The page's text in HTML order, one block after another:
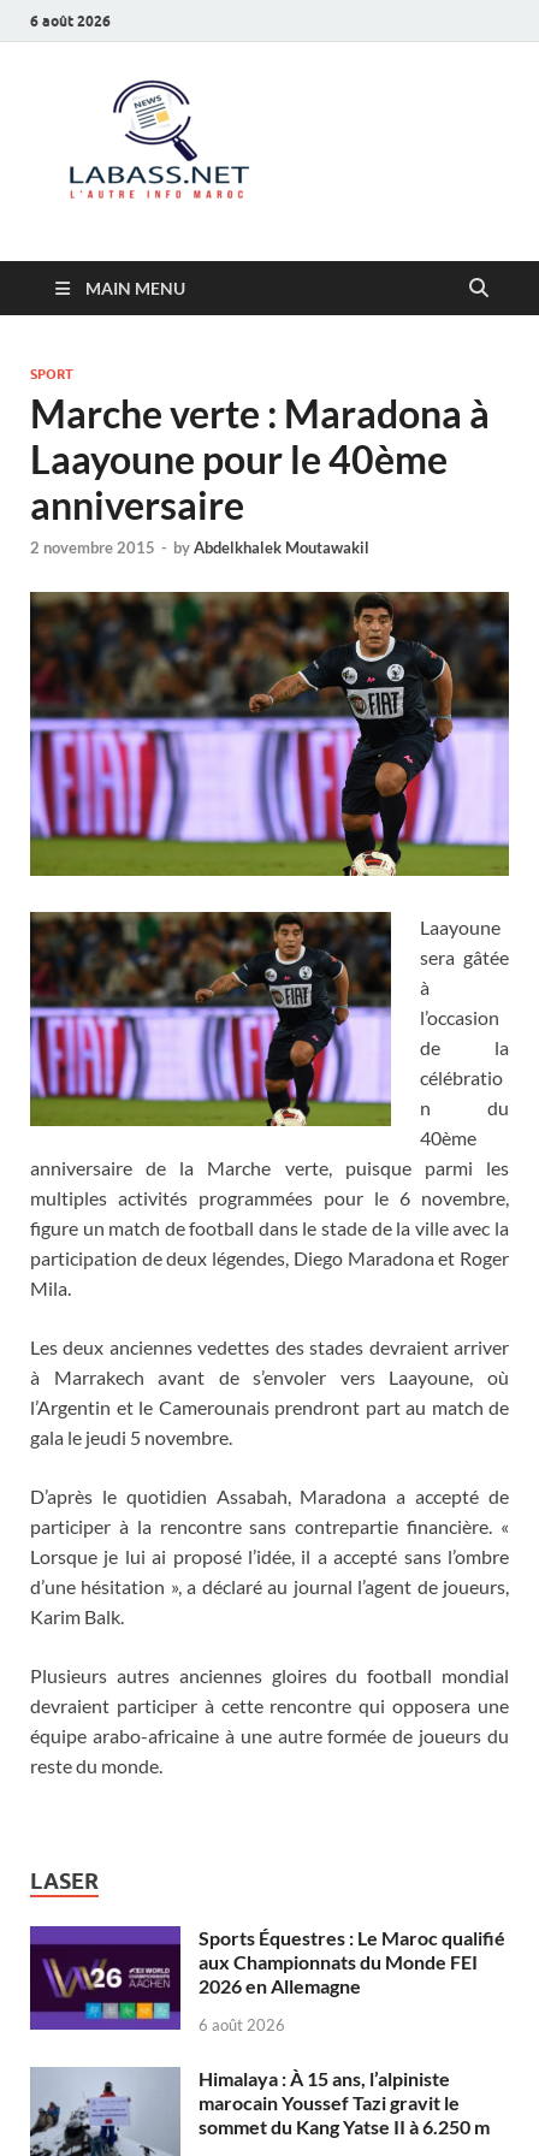
6 août 2026
MAIN MENU
SPORT
Marche verte : Maradona à
Laayoune pour le 40ème
anniversaire
2 novembre 2015 - byAbdelkhalek Moutawakil
Laayoune
sera gâtée
à
l’occasion
de la
célébratio
n du
40ème
anniversaire de la Marche verte, puisque parmi les
multiples activités programmées pour le 6 novembre,
figure un match de football dans le stade de la ville avec la
participation de deux légendes, Diego Maradona et Roger
Mila.
Les deux anciennes vedettes des stades devraient arriver
à Marrakech avant de s’envoler vers Laayoune, où
l’Argentin et le Camerounais prendront part au match de
gala le jeudi 5 novembre.
D’après le quotidien Assabah, Maradona a accepté de
participer à la rencontre sans contrepartie financière. «
Lorsque je lui ai proposé l’idée, il a accepté sans l’ombre
d’une hésitation », a déclaré au journal l’agent de joueurs,
Karim Balk.
Plusieurs autres anciennes gloires du football mondial
devraient participer à cette rencontre qui opposera une
équipe arabo-africaine à une autre formée de joueurs du
reste du monde.
LASER
Sports Équestres : Le Maroc qualifié
aux Championnats du Monde FEI
2026 en Allemagne
6 août 2026
Himalaya : À 15 ans, l’alpiniste
marocain Youssef Tazi gravit le
sommet du Kang Yatse II à 6.250 m